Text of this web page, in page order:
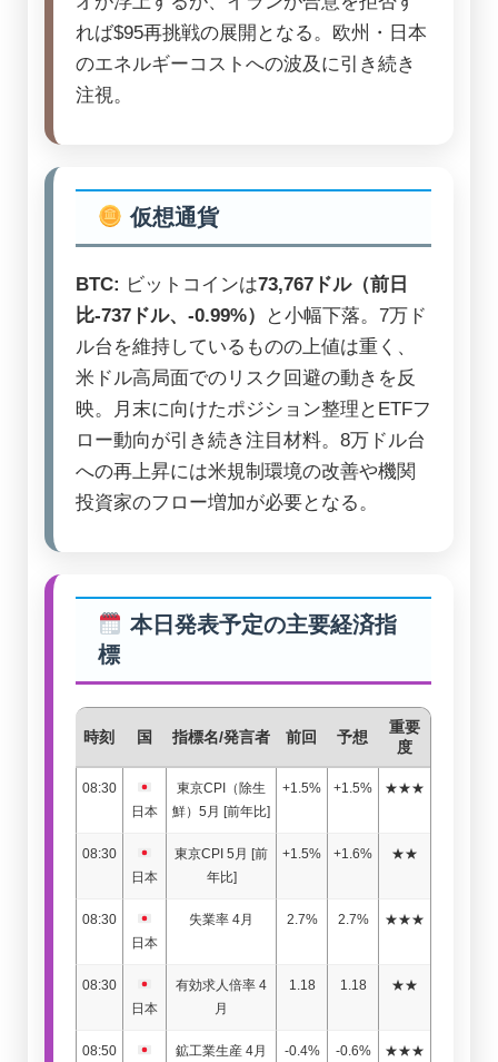
れば$95再挑戦の展開となる。欧州・日本
のエネルギーコストへの波及に引き続き
注視。
仮想通貨
BTC: ビットコインは73,767ドル（前日
比-737ドル、-0.99%）
と小幅下落。7万ド
ル台を維持しているものの上値は重く、
米ドル高局面でのリスク回避の動きを反
映。月末に向けたポジション整理とETFフ
ロー動向が引き続き注目材料。8万ドル台
への再上昇には米規制環境の改善や機関
投資家のフロー増加が必要となる。
本日発表予定の主要経済指
標
時刻 国 指標名/発言者 前回 予想
重要
度
08:30
日本
東京CPI（除生
鮮）5月 [前年比]
+1.5% +1.5% ★★★
08:30
日本
東京CPI 5月 [前
年比]
+1.5% +1.6% ★★
08:30
日本
失業率 4月 2.7% 2.7% ★★★
08:30
日本
有効求人倍率 4
月
1.18 1.18 ★★
08:50
鉱工業生産 4月
-0.4% -0.6% ★★★